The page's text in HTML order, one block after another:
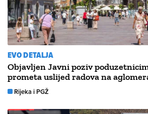
EVO DETALJA
Objavljen Javni poziv
prometa uslijed radova na
Rijeka i PGŽ